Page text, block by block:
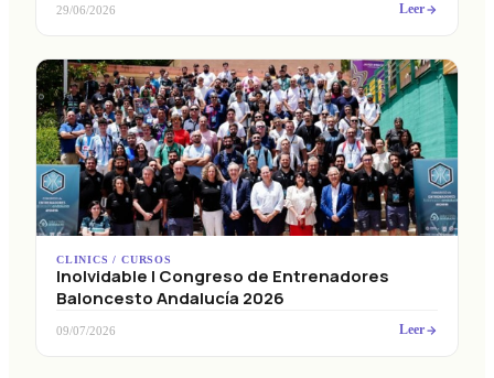
29/06/2026 Leer
CLINICS / CURSOS
Inolvidable I Congreso de Entrenadores
Baloncesto Andalucía 2026
09/07/2026 Leer